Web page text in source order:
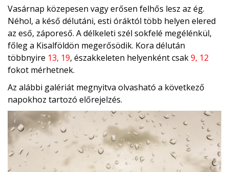
Vasárnap közepesen vagy erősen felhős lesz az ég.
Néhol, a késő délutáni, esti óráktól több helyen elered
az eső, záporeső. A délkeleti szél sokfelé megélénkül,
főleg a Kisalföldön megerősödik. Kora délután
többnyire 13, 19, északkeleten helyenként csak9, 12
fokot mérhetnek.
Az alábbi galériát megnyitva olvasható a következő
napokhoz tartozó előrejelzés.